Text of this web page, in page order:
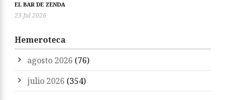
EL BAR DE ZENDA
23 Jul 2026
Hemeroteca
agosto 2026 (76)
julio 2026 (354)